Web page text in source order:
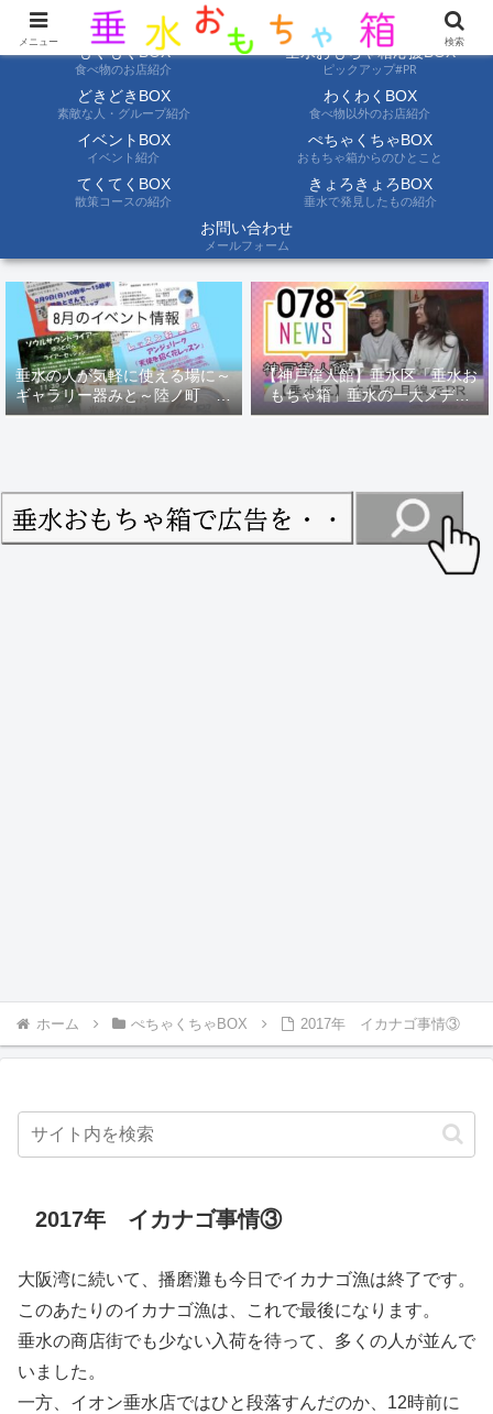
ようこそ垂水おもちゃ箱へ。垂水の情報を自分たちの目でみて聞いて伝えます
もぐもぐBOX
食べ物のお店紹介
垂水おもちゃ箱応援BOX
ピックアップ#PR
どきどきBOX
素敵な人・グループ紹介
わくわくBOX
食べ物以外のお店紹介
イベントBOX
イベント紹介
ぺちゃくちゃBOX
おもちゃ箱からのひとこと
てくてくBOX
散策コースの紹介
きょろきょろBOX
垂水で発見したもの紹介
お問い合わせ
メールフォーム
垂水の人が気軽に使える場に～
ギャラリー器みと～陸ノ町 ８
月のイベント情報
【神戸偉人館】垂水区「垂水お
もちゃ箱」垂水の一大メディ
ア！？｜神戸の魅力を凸インタ
ホーム ぺちゃくちゃBOX 2017年 イカナゴ事情③
2017年 イカナゴ事情③
大阪湾に続いて、播磨灘も今日でイカナゴ漁は終了です。
このあたりのイカナゴ漁は、これで最後になります。
垂水の商店街でも少ない入荷を待って、多くの人が並んで
いました。
一方、イオン垂水店ではひと段落すんだのか、12時前に
メニュー 検索